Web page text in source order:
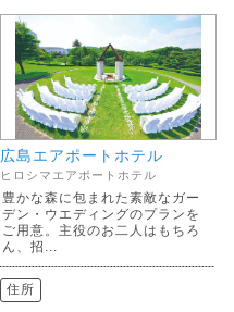
広島エアポートホテル
ヒロシマエアポートホテル
豊かな森に包まれた素敵なガー
デン・ウエディングのプランを
ご用意。主役のお二人はもちろ
ん、招...
住所